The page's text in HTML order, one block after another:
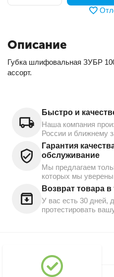
Описание
Губка шлифовальная ЗУБР
ассорт.
Быстро и
Наша компания
России и ближнему
Гарантия
обслуживание
Мы предлагаем
которых мы уверены
Возврат товара
У вас есть 30 дней,
протестировать